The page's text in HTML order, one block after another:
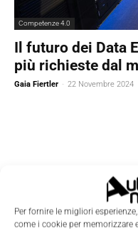
Per fornire le migliori
come i cookie per memorizzare
Competenze 4.0
Il futuro dei Data
più richieste dal
Gaia Fiertler - 22 Novembre 2024